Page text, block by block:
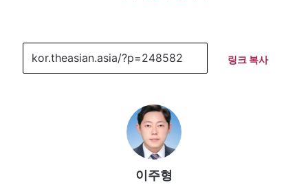
링크 복사
이주형